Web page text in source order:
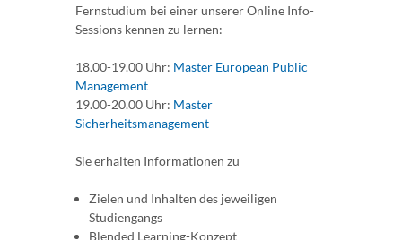
Fernstudium bei einer unserer Online Info-
Sessions kennen zu lernen:
18.00-19.00 Uhr: Master European Public
Management
19.00-20.00 Uhr: Master
Sicherheitsmanagement
Sie erhalten Informationen zu
Zielen und Inhalten des jeweiligen
Studiengangs
Blended Learning-Konzept